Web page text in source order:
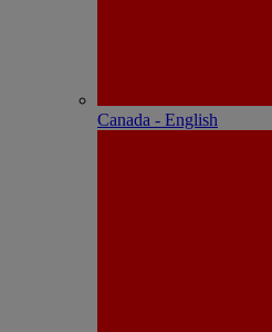
Canada - English